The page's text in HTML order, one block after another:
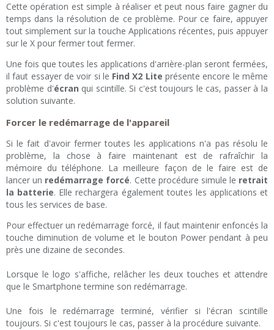
Cette opération est simple à réaliser et peut nous faire gagner du
temps dans la résolution de ce problème. Pour ce faire, appuyer
tout simplement sur la touche Applications récentes, puis appuyer
sur le X pour fermer tout fermer.
Une fois que toutes les applications d'arrière-plan seront fermées,
il faut essayer de voir si le Find X2 Lite présente encore le même
problème d'écran qui scintille. Si c'est toujours le cas, passer à la
solution suivante.
Forcer le redémarrage de l'appareil
Si le fait d'avoir fermer toutes les applications n'a pas résolu le
problème, la chose à faire maintenant est de rafraîchir la
mémoire du téléphone. La meilleure façon de le faire est de
lancer un redémarrage forcé. Cette procédure simule le retrait
la batterie. Elle rechargera également toutes les applications et
tous les services de base.
Pour effectuer un redémarrage forcé, il faut maintenir enfoncés la
touche diminution de volume et le bouton Power pendant à peu
près une dizaine de secondes.
Lorsque le logo s'affiche, relâcher les deux touches et attendre
que le Smartphone termine son redémarrage.
Une fois le redémarrage terminé, vérifier si l'écran scintille
toujours. Si c'est toujours le cas, passer à la procédure suivante.